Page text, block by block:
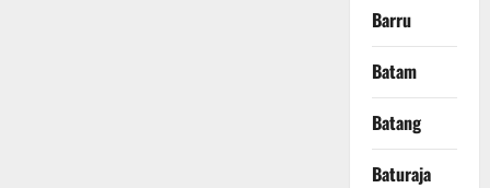
Barru
Batam
Batang
Baturaja